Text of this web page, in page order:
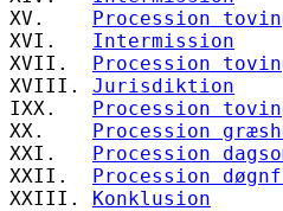
XV. Procession
XVI. Intermission
XVII. Procession
XVIII. Jurisdiktion
IXX. Procession
XX. Procession
XXI. Procession
XXII. Procession
XXIII. Konklusion